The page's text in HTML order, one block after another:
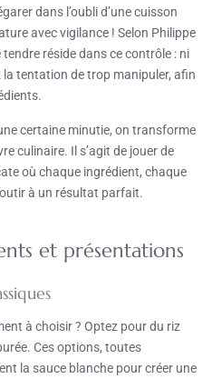
dans l’oubli d’une cuisson
avec vigilance ! Selon Philippe
tendre réside dans ce contrôle : ni
tentation de trop manipuler, afin
certaine minutie, on transforme
culinaire. Il s’agit de jouer de
où chaque ingrédient, chaque
à un résultat parfait.
et présentations
à choisir ? Optez pour du riz
Ces options, toutes
la sauce blanche pour créer une